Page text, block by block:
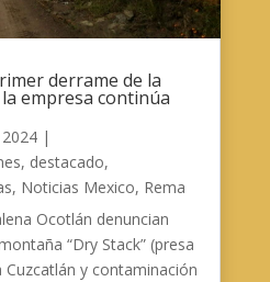
derrame de la
empresa continúa
|
, destacado,
, Noticias Mexico, Rema
Ocotlán denuncian
“Dry Stack” (presa
y contaminación